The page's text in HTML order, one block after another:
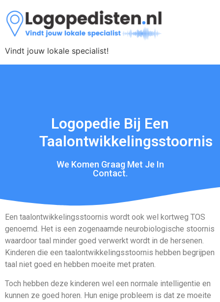
Vindt jouw lokale specialist!
Logopedie Bij Een
Taalontwikkelingsstoornis
We Komen Graag Met Je In
Contact.
Een taalontwikkelingsstoornis wordt ook wel kortweg TOS
genoemd. Het is een zogenaamde neurobiologische stoornis
waardoor taal minder goed verwerkt wordt in de hersenen.
Kinderen die een taalontwikkelingsstoornis hebben begrijpen
taal niet goed en hebben moeite met praten.
Toch hebben deze kinderen wel een normale intelligentie en
kunnen ze goed horen. Hun enige probleem is dat ze moeite